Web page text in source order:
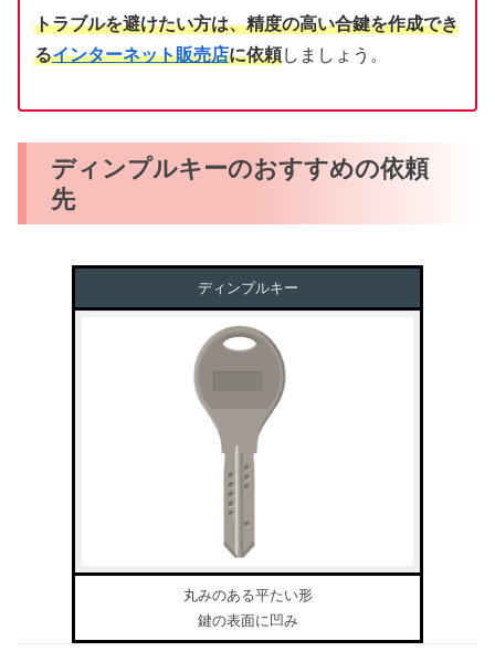
トラブルを避けたい方は、精度の高い合鍵を作成でき
るインターネット販売店に依頼しましょう。
ディンプルキーのおすすめの依頼
先
ディンプルキー
丸みのある平たい形
鍵の表面に凹み